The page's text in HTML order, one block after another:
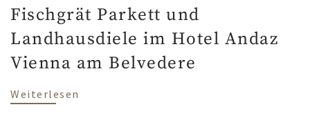
Fischgrät Parkett und
Landhausdiele im Hotel Andaz
Vienna am Belvedere
Weiterlesen